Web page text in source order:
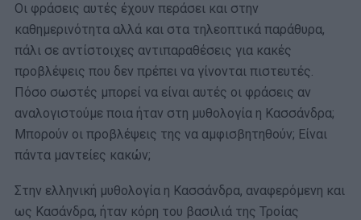
Οι φράσεις αυτές έχουν περάσει και στην
καθημερινότητα αλλά και στα τηλεοπτικά παράθυρα,
πάλι σε αντίστοιχες αντιπαραθέσεις για κακές
προβλέψεις που δεν πρέπει να γίνονται πιστευτές.
Πόσο σωστές μπορεί να είναι αυτές οι φράσεις αν
αναλογιστούμε ποια ήταν στη μυθολογία η Κασσάνδρα;
Μπορούν οι προβλέψεις της να αμφισβητηθούν; Είναι
πάντα μαντείες κακών;
Στην ελληνική μυθολογία η Κασσάνδρα, αναφερόμενη και
ως Κασάνδρα, ήταν κόρη του βασιλιά της Τροίας